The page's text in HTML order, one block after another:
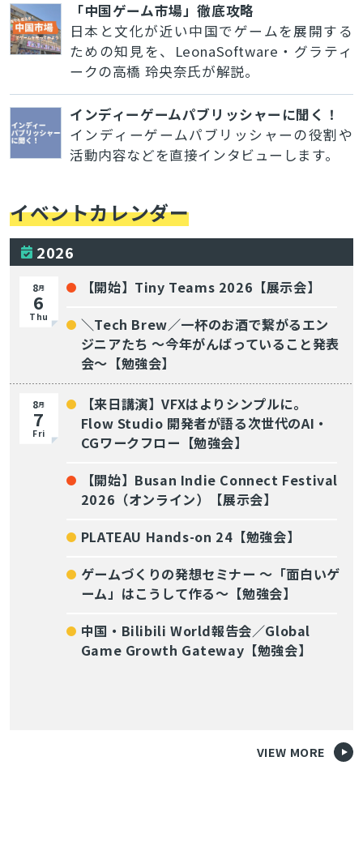
「中国ゲーム市場」徹底攻略
日本と文化が近い中国でゲームを展開する
ための知見を、LeonaSoftware・グラティ
ークの高橋 玲央奈氏が解説。
インディーゲームパブリッシャーに聞く！
インディーゲームパブリッシャーの役割や
活動内容などを直接インタビューします。
イベントカレンダー
2026
8月
6
Thu
【開始】Tiny Teams 2026【展示会】
＼Tech Brew／一杯のお酒で繋がるエン
ジニアたち 〜今年がんばっていること発表
会〜【勉強会】
8月
7
Fri
【来日講演】VFXはよりシンプルに。
Flow Studio 開発者が語る次世代のAI・
CGワークフロー【勉強会】
【開始】Busan Indie Connect Festival
2026（オンライン）【展示会】
PLATEAU Hands-on 24【勉強会】
ゲームづくりの発想セミナー ～「面白いゲ
ーム」はこうして作る～【勉強会】
中国・Bilibili World報告会／Global
Game Growth Gateway【勉強会】
VIEW MORE